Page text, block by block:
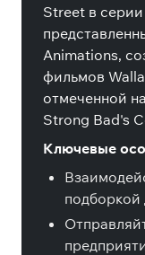
Street в
Animations,
фильмов
отмеченной
Strong Bad's
Ключевые
подборкой